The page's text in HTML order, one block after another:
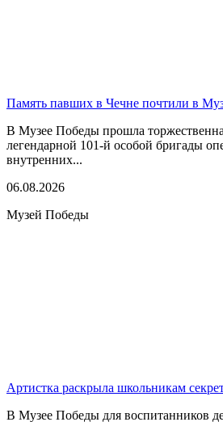
Память павших в Чечне почтили в
В Музее Победы прошла
легендарной 101-й особой бригады
внутренних...
06.08.2026
Музей Победы
Артистка раскрыла школьникам
В Музее Победы для воспитанников